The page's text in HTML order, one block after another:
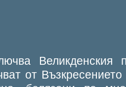
Великденския
от